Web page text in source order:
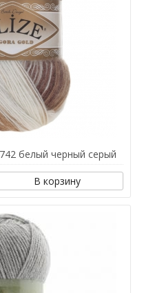
белый черный серый
В корзину